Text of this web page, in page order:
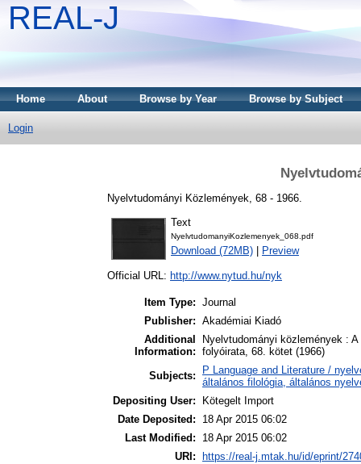
REAL-J
Home About Browse by Year Browse by Subject
Login
Nyelvtudományi Közlemények, 68 - 1966.
Text
NyelvtudomanyiKozlemenyek_068.pdf
Download (72MB) Preview
Official URL: http://www.nytud.hu/nyk
Item Type: Journal
Publisher: Akadémiai Kiadó
Additional
Information:
Nyelvtudományi közlemények :
folyóirata, 68. kötet (1966)
Subjects:
P Language and Literature /
általános filológia, általános
Depositing User:
Kötegelt Import
Date Deposited:
18 Apr 2015 06:02
Last Modified:
18 Apr 2015 06:02
URI:
https://real-j.mtak.hu/id/eprint/